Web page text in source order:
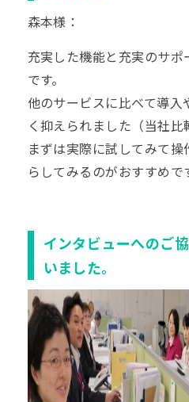
森本様：
充実した機能と充実のサ
です。
他のサービスに比べて導
く抑えられました（当社比
まずは実際に試してみて
らしてみるのがおすすめで
インタビューへのご
いました。